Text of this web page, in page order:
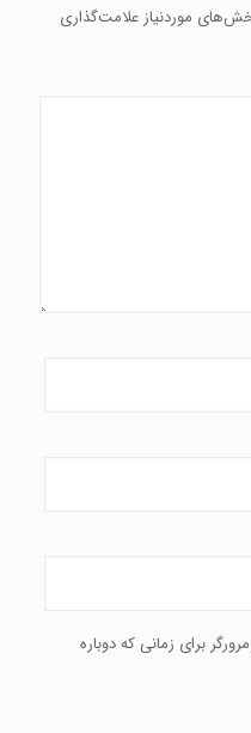
موردنیاز علامت‌گذاری
برای زمانی که دوباره